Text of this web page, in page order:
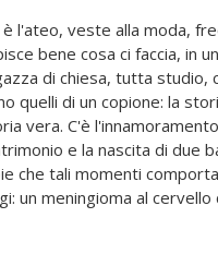
è l'ateo, veste alla moda,
bene cosa ci faccia, in
di chiesa, tutta studio,
quelli di un copione: la
vera. C'è
e la nascita di due
che tali momenti
un meningioma al
e le terapie, si
tanto e si piange
a poco ci accorgiamo che i
cambiando: è Luigi
a capire che la
mentre sua moglie
una fede molto diversa